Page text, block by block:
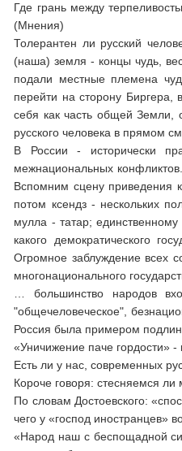
Где грань между
(Мнения)
Толерантен ли русский
(наша) земля - концы чудь,
подали местные племена
перейти на сторону
себя как часть общей Земли,
русского человека в прямом
В России - исторически
межнациональных
Вспомним сцену приведения
потом ксендз - нескольких
мулла - татар;
какого демократического
Огромное заблуждение всех
многонационального
… большинство народов
"общечеловеческое",
Россия была примером
«Уничижение паче гордости»
Есть ли у нас, современных
Короче говоря: стесняемся ли
По словам Достоевского:
чего у «господ иностранцев»
«Народ наш с беспощадной